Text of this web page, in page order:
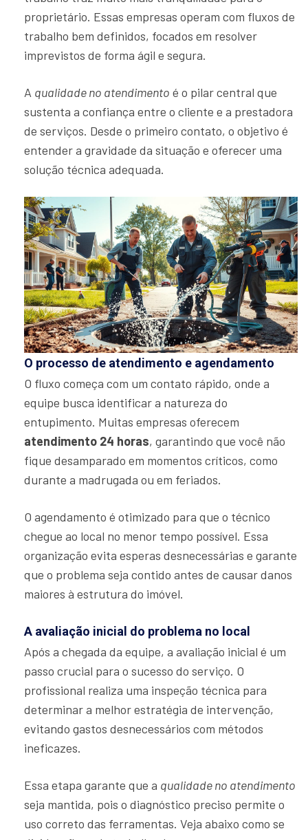
proprietário. Essas empresas operam com fluxos de
trabalho bem definidos, focados em resolver
imprevistos de forma ágil e segura.
A qualidade no atendimento é o pilar central que
sustenta a confiança entre o cliente e a prestadora
de serviços. Desde o primeiro contato, o objetivo é
entender a gravidade da situação e oferecer uma
solução técnica adequada.
O processo de atendimento e agendamento
O fluxo começa com um contato rápido, onde a
equipe busca identificar a natureza do
entupimento. Muitas empresas oferecem
atendimento 24 horas, garantindo que você não
fique desamparado em momentos críticos, como
durante a madrugada ou em feriados.
O agendamento é otimizado para que o técnico
chegue ao local no menor tempo possível. Essa
organização evita esperas desnecessárias e garante
que o problema seja contido antes de causar danos
maiores à estrutura do imóvel.
A avaliação inicial do problema no local
Após a chegada da equipe, a avaliação inicial é um
passo crucial para o sucesso do serviço. O
profissional realiza uma inspeção técnica para
determinar a melhor estratégia de intervenção,
evitando gastos desnecessários com métodos
ineficazes.
Essa etapa garante que a qualidade no atendimento
seja mantida, pois o diagnóstico preciso permite o
uso correto das ferramentas. Veja abaixo como se